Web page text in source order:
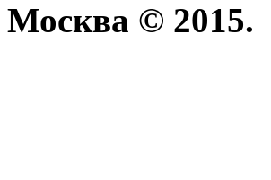
Москва © 2015.